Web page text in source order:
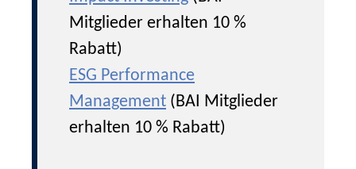
Mitglieder erhalten 10 %
Rabatt)
ESG Performance
Management (BAI Mitglieder
erhalten 10 % Rabatt)